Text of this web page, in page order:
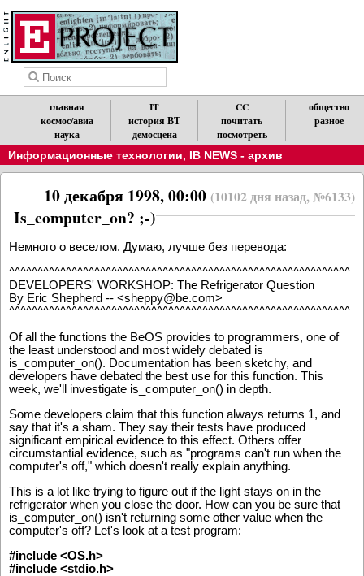
главная
космос/авиа
наука
IT
история ВТ
демосцена
CC
почитать
посмотреть
общество
разное
Информационные технологии, IB NEWS - архив
10 декабря 1998, 00:00 (10102 дня назад, №6133)
Is_computer_on? ;-)
Немного о веселом. Думаю, лучше без перевода:
^^^^^^^^^^^^^^^^^^^^^^^^^^^^^^^^^^^^^^^^^^^^^^^^^^^^^^^^^^^^
DEVELOPERS' WORKSHOP: The Refrigerator Question
By Eric Shepherd -- <sheppy@be.com>
^^^^^^^^^^^^^^^^^^^^^^^^^^^^^^^^^^^^^^^^^^^^^^^^^^^^^^^^^^^^
Of all the functions the BeOS provides to programmers, one of
the least understood and most widely debated is
is_computer_on(). Documentation has been sketchy, and
developers have debated the best use for this function. This
week, we'll investigate is_computer_on() in depth.
Some developers claim that this function always returns 1, and
say that it's a sham. They say their tests have produced
significant empirical evidence to this effect. Others offer
circumstantial evidence, such as "programs can't run when the
computer's off," which doesn't really explain anything.
This is a lot like trying to figure out if the light stays on in the
refrigerator when you close the door. How can you be sure that
is_computer_on() isn't returning some other value when the
computer's off? Let's look at a test program:
#include <OS.h>
#include <stdio.h>